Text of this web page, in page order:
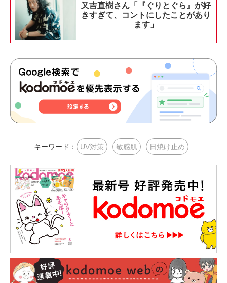
又吉直樹さん「『ぐりとぐら』が好
きすぎて、コントにしたことがあり
ます」
キーワード： UV対策 敏感肌 日焼け止め